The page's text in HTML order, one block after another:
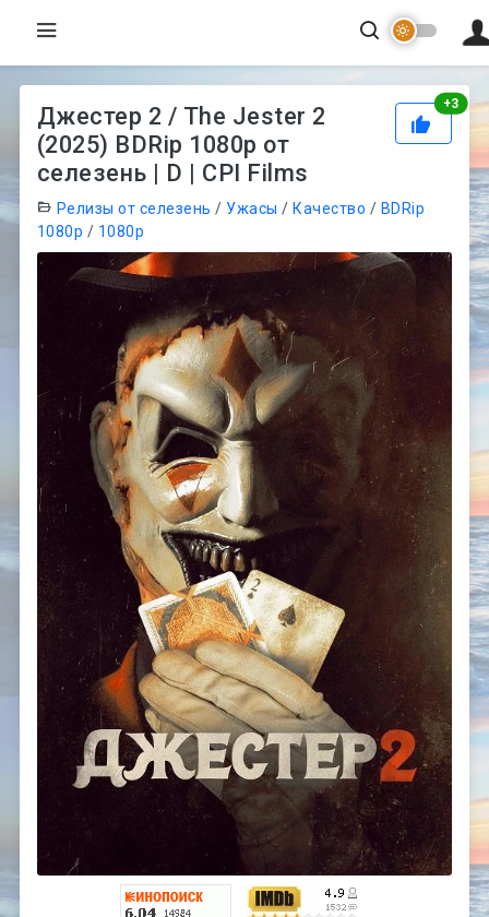
+3
Джестер 2 / The Jester 2
(2025) BDRip 1080p от
селезень | D | CPI Films
Релизы от селезень / Ужасы /Качество / BDRip
1080p / 1080p